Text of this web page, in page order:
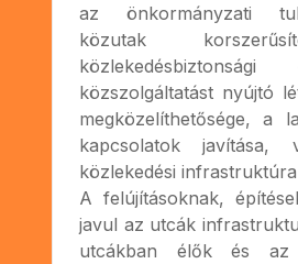
az önkormányzati
közutak
közszolgáltatást nyújtó
megközelíthetősége, a
kapcsolatok javítása,
közlekedési
A felújításoknak,
javul az utcák
utcákban élők és az